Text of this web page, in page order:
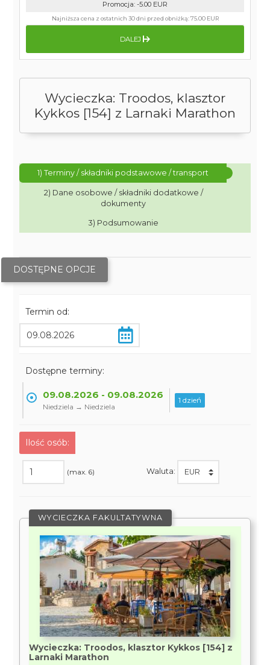
Wycieczka: Troodos, klasztor
Kykkos [154] z Larnaki Marathon
1) Terminy / składniki podstawowe / transport
2) Dane osobowe / składniki dodatkowe /
dokumenty
3) Podsumowanie
DOSTĘPNE OPCJE
Termin od:
Dostępne terminy:
09.08.2026 - 09.08.2026
Niedziela → Niedziela
1 dzień
Ilość osób:
(max. 6) Waluta:
WYCIECZKA FAKULTATYWNA
Wycieczka: Troodos, klasztor Kykkos [154] z
Larnaki Marathon
Promocja: -5.00 EUR
Najniższa cena z ostatnich 30 dni przed obniżką:75.00 EUR
DALEJ